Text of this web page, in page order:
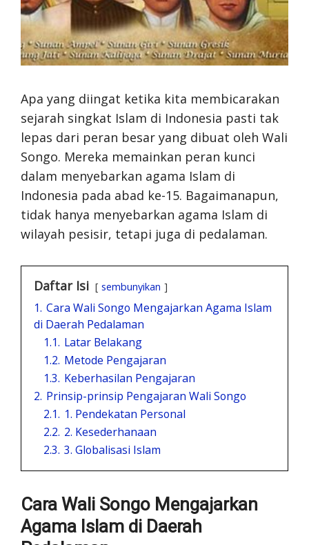
Apa yang diingat ketika kita membicarakan
sejarah singkat Islam di Indonesia pasti tak
lepas dari peran besar yang dibuat oleh Wali
Songo. Mereka memainkan peran kunci
dalam menyebarkan agama Islam di
Indonesia pada abad ke-15. Bagaimanapun,
tidak hanya menyebarkan agama Islam di
wilayah pesisir, tetapi juga di pedalaman.
Daftar Isi sembunyikan
1. Cara Wali Songo Mengajarkan Agama Islam
di Daerah Pedalaman
1.1. Latar Belakang
1.2. Metode Pengajaran
1.3. Keberhasilan Pengajaran
2. Prinsip-prinsip Pengajaran Wali Songo
2.1. 1. Pendekatan Personal
2.2. 2. Kesederhanaan
2.3. 3. Globalisasi Islam
Cara Wali Songo Mengajarkan
Agama Islam di Daerah